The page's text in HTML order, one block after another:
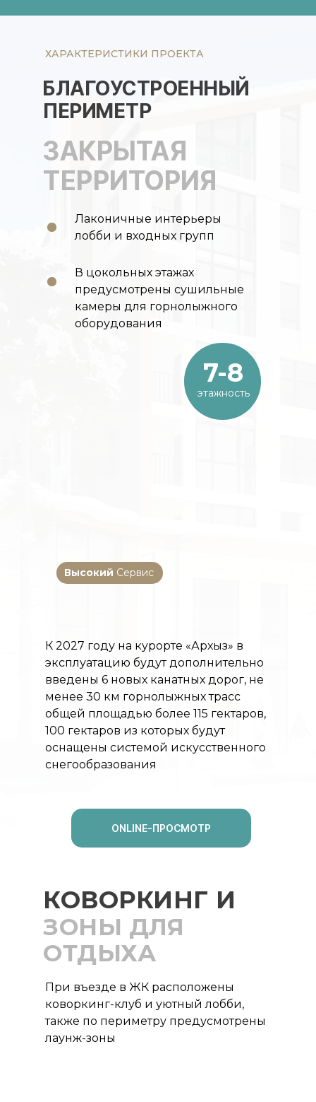
БЛАГОУСТРОЕННЫЙ
ПЕРИМЕТР
ХАРАКТЕРИСТИКИ ПРОЕКТА
Лаконичные интерьеры
лобби и входных групп
ONLINE-ПРОСМОТР
ЗАКРЫТАЯ
ТЕРРИТОРИЯ
В цокольных этажах
предусмотрены сушильные
камеры для горнолыжного
оборудования
7-8
этажность
К 2027 году на курорте «Архыз» в
эксплуатацию будут дополнительно
введены 6 новых канатных дорог, не
менее 30 км горнолыжных трасс
общей площадью более 115 гектаров,
100 гектаров из которых будут
оснащены системой искусственного
снегообразования
Высокий Сервис
КОВОРКИНГ И
ЗОНЫ ДЛЯ
ОТДЫХА
При въезде в ЖК расположены
коворкинг-клуб и уютный лобби,
также по периметру предусмотрены
лаунж-зоны